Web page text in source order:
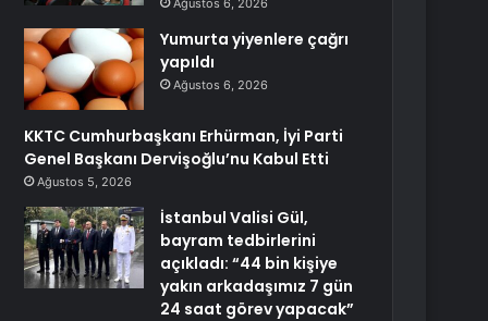
Ağustos 6, 2026
Yumurta yiyenlere çağrı
yapıldı
Ağustos 6, 2026
KKTC Cumhurbaşkanı Erhürman, İyi Parti
Genel Başkanı Dervişoğlu’nu Kabul Etti
Ağustos 5, 2026
İstanbul Valisi Gül,
bayram tedbirlerini
açıkladı: “44 bin kişiye
yakın arkadaşımız 7 gün
24 saat görev yapacak”